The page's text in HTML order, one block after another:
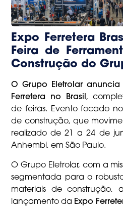
Expo Ferretera
Feira de
Construção do
O Grupo Eletrolar
Ferretera no Brasil,
de feiras. Evento focado
de construção, que
realizado de 21 a 24 de
Anhembi, em São Paulo.
O Grupo Eletrolar, com a
segmentada para o
materiais de construção,
lançamento da Expo